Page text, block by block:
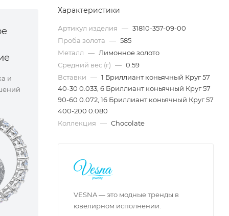
и
Характеристики
Артикул изделия — 31810-357-09-00
Проба золота — 585
Металл — Лимонное золото
Средний вес (г) — 0.59
Вставки — 1 Бриллиант коньячный Круг 57
40-30 0.033, 6 Бриллиант коньячный Круг 57
90-60 0.072, 16 Бриллиант коньячный Круг 57
400-200 0.080
Коллекция — Chocolate
VESNA — это модные тренды в
ювелирном исполнении.